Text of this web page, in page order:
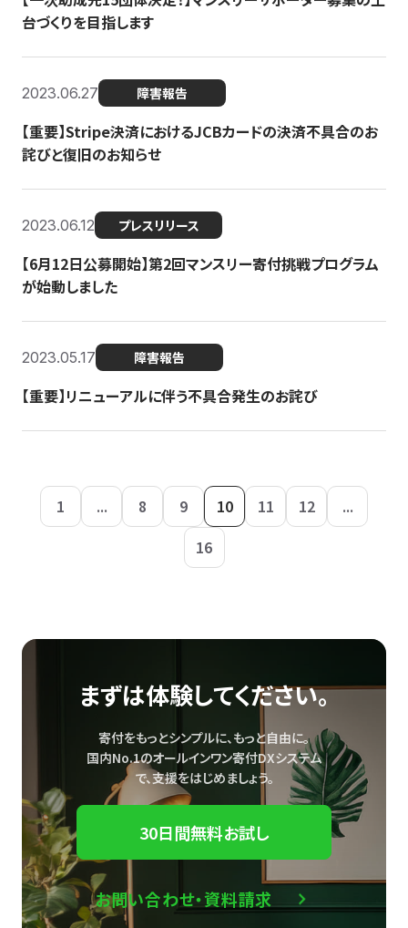
台づくりを目指します
2023.06.27 障害報告
【重要】Stripe決済におけるJCBカードの決済不具合のお
詫びと復旧のお知らせ
2023.06.12 プレスリリース
【6月12日公募開始】第2回マンスリー寄付挑戦プログラム
が始動しました
2023.05.17 障害報告
【重要】リニューアルに伴う不具合発生のお詫び
1 ... 8 9 10 11 12
...
16
まずは体験してください。
寄付をもっとシンプルに、もっと自由に。
国内No.1のオールインワン寄付DXシステム
で、支援をはじめましょう。
30日間無料お試し
お問い合わせ・資料請求